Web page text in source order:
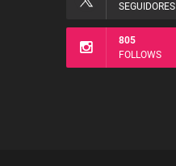
SEGUIDORES
805
FOLLOWS